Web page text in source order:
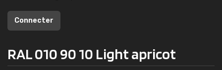
Connecter
RAL 010 90 10 Light apricot